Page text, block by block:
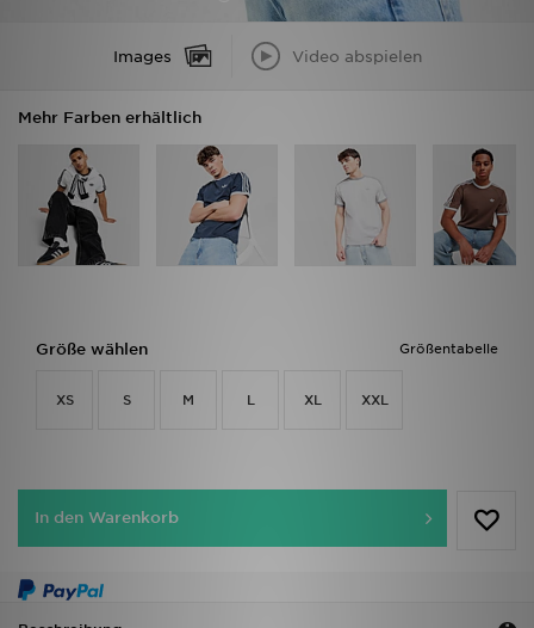
Images Video abspielen
Mehr Farben erhältlich
Größentabelle
Größe wählen
XS S M L XL XXL
In den Warenkorb